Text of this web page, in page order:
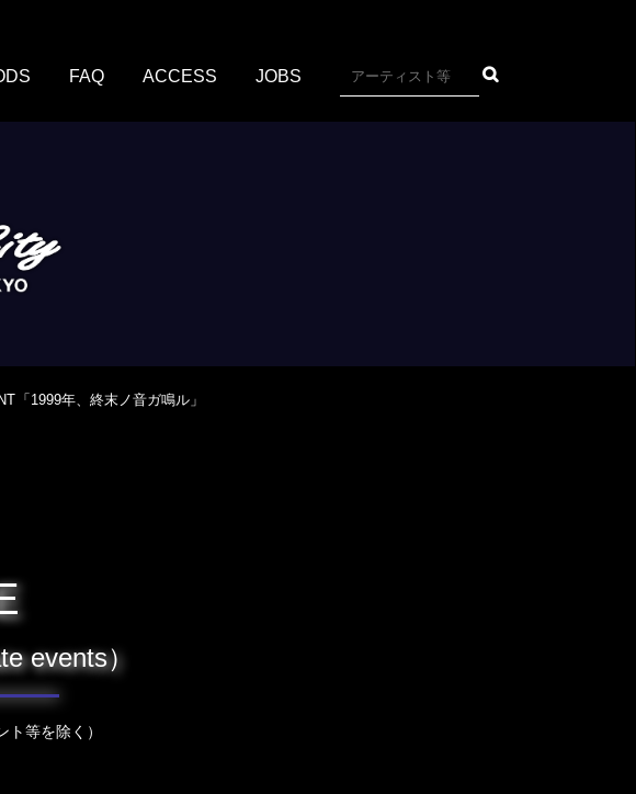
FAQ ACCESS JOBS
「1999年、終末ノ⾳ガ鳴ル」
events）
等を除く）